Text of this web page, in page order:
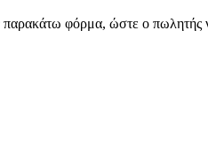
φόρμα, ώστε ο πωλητής